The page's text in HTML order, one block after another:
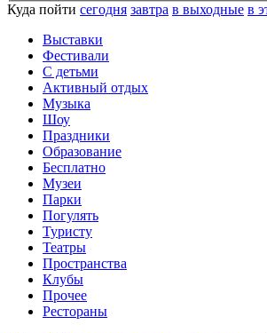
Куда пойти сегодня завтра в выходные в
Выставки
Фестивали
С детьми
Активный отдых
Музыка
Шоу
Праздники
Образование
Бесплатно
Музеи
Парки
Погулять
Туристу
Театры
Пространства
Клубы
Прочее
Рестораны